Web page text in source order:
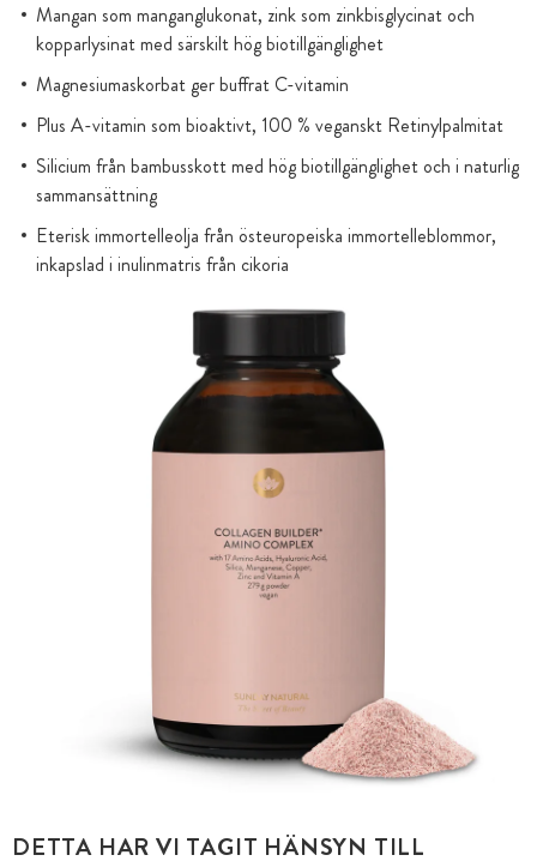
Mangan som manganglukonat, zink som zinkbisglycinat och
kopparlysinat med särskilt hög biotillgänglighet
Magnesiumaskorbat ger buffrat C-vitamin
Plus A-vitamin som bioaktivt, 100 % veganskt Retinylpalmitat
Silicium från bambusskott med hög biotillgänglighet och i naturlig
sammansättning
Eterisk immortelleolja från östeuropeiska immortelleblommor,
inkapslad i inulinmatris från cikoria
DETTA HAR VI TAGIT HÄNSYN TILL